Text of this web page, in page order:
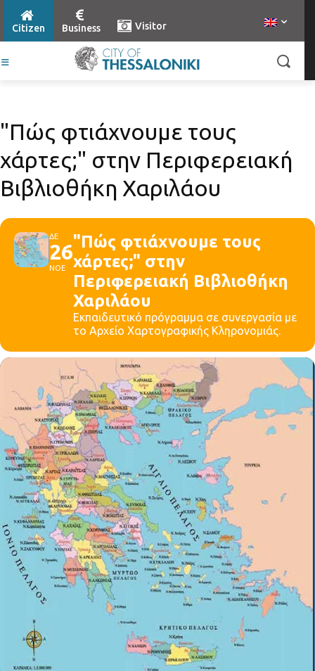
Citizen Business Visitor
"Πώς φτιάχνουμε τους
χάρτες;" στην Περιφερειακή
Βιβλιοθήκη Χαριλάου
ΔΕ
26
ΝΟΕ
"Πώς φτιάχνουμε τους
χάρτες;" στην
Περιφερειακή Βιβλιοθήκη
Χαριλάου
Εκπαιδευτικό πρόγραμμα σε συνεργασία με
το Αρχείο Χαρτογραφικής Κληρονομιάς.